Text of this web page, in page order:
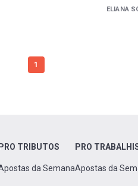
ELIANA
1
TRIBUTOS
da Semana
PRO
Apostas da